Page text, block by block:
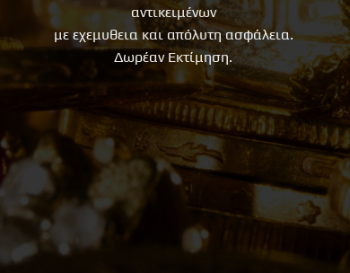
αντικειμένων
με εχεμυθεια και απόλυτη ασφάλεια.
Δωρέαν Εκτίμηση.